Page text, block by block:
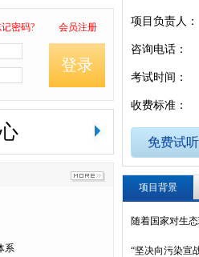
用
密
用
确
项目负责人：
咨询电话：
考试时间：
收费标准：
免费试听
项目背景
随着国家对生
“坚决向污染宣
密码? 会员注册
登录
系